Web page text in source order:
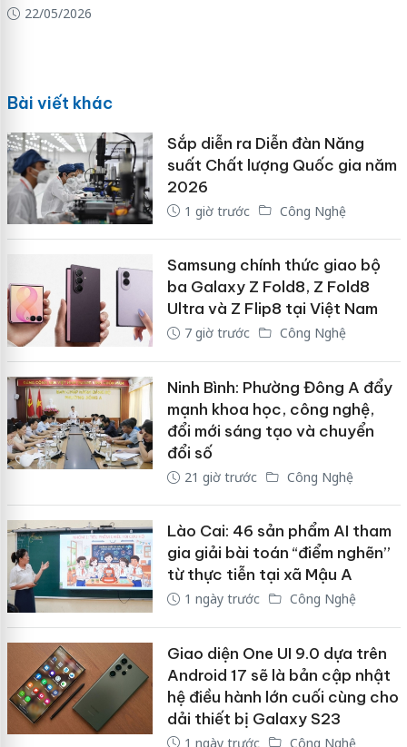
22/05/2026
Bài viết khác
Sắp diễn ra Diễn đàn Năng
suất Chất lượng Quốc gia năm
2026
1 giờ trước Công Nghệ
Samsung chính thức giao bộ
ba Galaxy Z Fold8, Z Fold8
Ultra và Z Flip8 tại Việt Nam
7 giờ trước Công Nghệ
Ninh Bình: Phường Đông A đẩy
mạnh khoa học, công nghệ,
đổi mới sáng tạo và chuyển
đổi số
21 giờ trước Công Nghệ
Lào Cai: 46 sản phẩm AI tham
gia giải bài toán “điểm nghẽn”
từ thực tiễn tại xã Mậu A
1 ngày trước Công Nghệ
Giao diện One UI 9.0 dựa trên
Android 17 sẽ là bản cập nhật
hệ điều hành lớn cuối cùng cho
dải thiết bị Galaxy S23
1 ngày trước Công Nghệ